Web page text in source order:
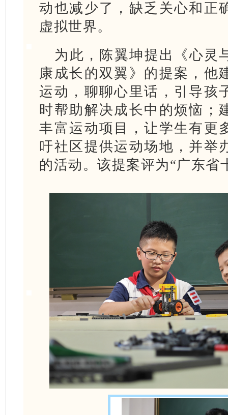
动也减少了，缺乏关心和正
虚拟世界。
为此，陈翼坤提出《心灵
康成长的双翼》的提案，他
运动，聊聊心里话，引导孩
时帮助解决成长中的烦恼；
丰富运动项目，让学生有更
吁社区提供运动场地，并举
的活动。该提案评为“广东省